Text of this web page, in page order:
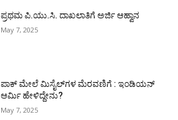
ಪ್ರಥಮ ಪಿ.ಯು.ಸಿ. ದಾಖಲಾತಿಗೆ ಅರ್ಜಿ ಆಹ್ವಾನ
May 7, 2025
ಪಾಕ್​ ಮೇಲೆ ಮಿಸೈಲ್​ಗಳ ಮೆರವಣಿಗೆ : ಇಂಡಿಯನ್
ಆರ್ಮಿ ಹೇಳಿದ್ದೇನು?
May 7, 2025